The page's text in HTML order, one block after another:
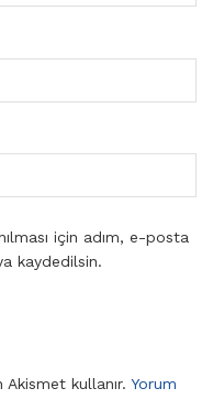
için adım, e-posta
kaydedilsin.
kullanır. Yorum